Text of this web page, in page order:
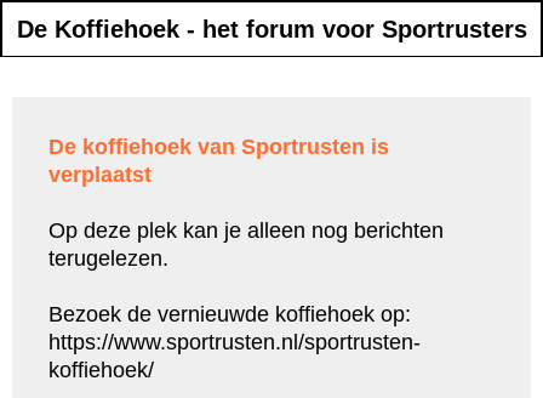
De Koffiehoek - het forum voor Sportrusters
De koffiehoek van Sportrusten is
verplaatst
Op deze plek kan je alleen nog berichten
terugelezen.
Bezoek de vernieuwde koffiehoek op:
https://www.sportrusten.nl/sportrusten-
koffiehoek/